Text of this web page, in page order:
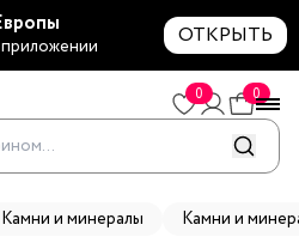
ОТКРЫТЬ
0 0
Камни и минералы Камни и